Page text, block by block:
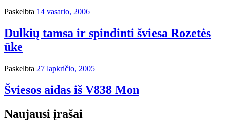
Paskelbta 14 vasario, 2006
Dulkių tamsa ir spindinti šviesa Rozetės
ūke
Paskelbta 27 lapkričio, 2005
Šviesos aidas iš V838 Mon
Naujausi įrašai